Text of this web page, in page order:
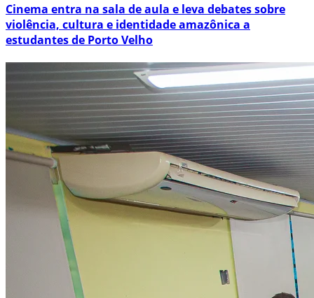
Cinema entra na sala de aula e leva debates sobre
violência, cultura e identidade amazônica a
estudantes de Porto Velho